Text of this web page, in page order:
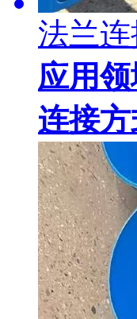
法兰
应用领
连接方